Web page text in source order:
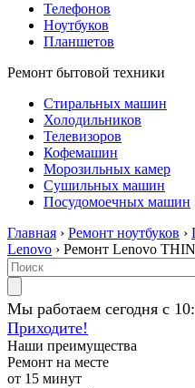
Телефонов
Ноутбуков
Планшетов
Ремонт бытовой техники
Стиральных машин
Холодильников
Телевизоров
Кофемашин
Морозильных камер
Сушильных машин
Посудомоечных машин
Главная › Ремонт ноутбуков ›
Lenovo › Ремонт Lenovo
Мы работаем сегодня с
Приходите!
Наши преимущества
Ремонт на месте
от 15 минут